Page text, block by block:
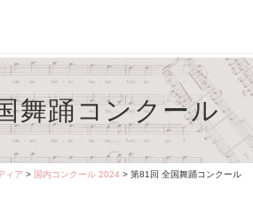
舞踊コンクール
ィア > 国内コンクール 2024 > 第81回 全国舞踊コンクール